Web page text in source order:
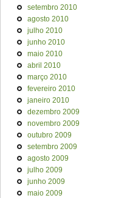
setembro 2010
agosto 2010
julho 2010
junho 2010
maio 2010
abril 2010
março 2010
fevereiro 2010
janeiro 2010
dezembro 2009
novembro 2009
outubro 2009
setembro 2009
agosto 2009
julho 2009
junho 2009
maio 2009